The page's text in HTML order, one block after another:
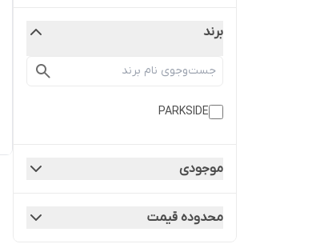
برند
PARKSIDE
موجودی
محدوده قیمت